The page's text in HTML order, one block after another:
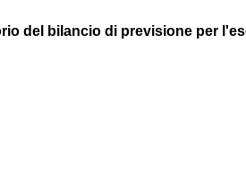
del bilancio di previsione per